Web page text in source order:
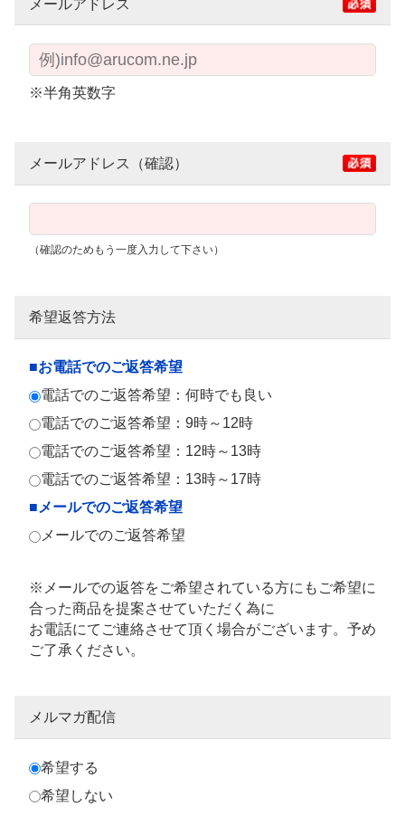
メールアドレス
※半角英数字
メールアドレス（確認）
（確認のためもう一度入力して下さい）
希望返答方法
■お電話でのご返答希望
電話でのご返答希望：何時でも良い
電話でのご返答希望：9時～12時
電話でのご返答希望：12時～13時
電話でのご返答希望：13時～17時
■メールでのご返答希望
メールでのご返答希望
※メールでの返答をご希望されている方にもご希望に
合った商品を提案させていただく為に
お電話にてご連絡させて頂く場合がございます。予め
ご了承ください。
メルマガ配信
希望する
希望しない